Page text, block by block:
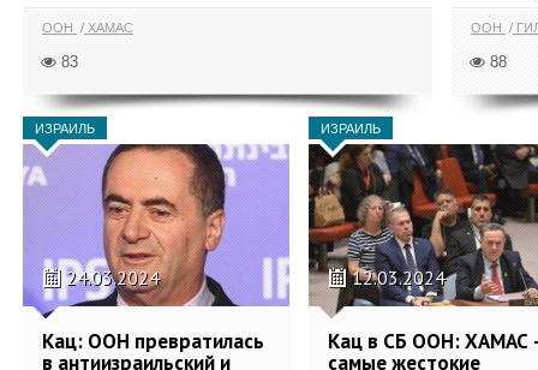
ООН ХАМАС
83
ООН
88
ИЗРАИЛЬ
24.03.2024
Кац: ООН превратилась
в антиизраильский и
ИЗРАИЛЬ
12.03.2024
Кац в СБ ООН: ХАМАС
самые жестокие